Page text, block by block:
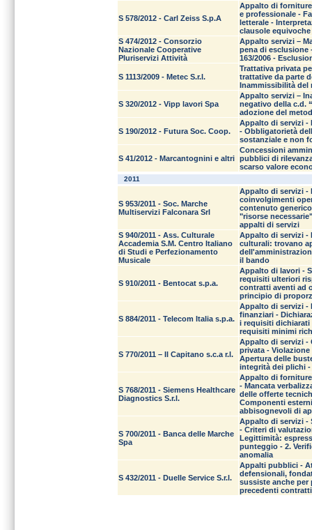
S 578/2012 - Carl Zeiss S.p.A
Appalto di
e professionale -
letterale -
clausole
S 474/2012 - Consorzio
Nazionale Cooperative
Pluriservizi Attività
Appalto servizi –
pena di esclusione
163/2006 -
S 1113/2009 - Metec S.r.l.
Trattativa privata
trattative da parte
Inammissibilità del
S 320/2012 - Vipp lavori Spa
Appalto servizi –
negativo della c.d.
adozione del
S 190/2012 - Futura Soc. Coop.
Appalto di servizi -
- Obbligatorietà
sostanziale e non
S 41/2012 - Marcantognini e altri
Concessioni
pubblici di
scarso valore
2011
S 953/2011 - Soc. Marche
Multiservizi Falconara Srl
Appalto di servizi -
coinvolgimenti
contenuto
"risorse
appalti di servizi
S 940/2011 - Ass. Culturale
Accademia S.M. Centro Italiano
di Studi e Perfezionamento
Musicale
Appalto di servizi -
culturali: trovano
il bando
S 910/2011 - Bentocat s.p.a.
Appalto di lavori -
requisiti ulteriori
contratti aventi ad
principio di
S 884/2011 - Telecom Italia s.p.a.
Appalto di servizi -
finanziari -
i requisiti dichiarati
requisiti minimi
S 770/2011 – Il Capitano s.c.a r.l.
Appalto di servizi -
privata -
Apertura delle
integrità dei plichi
S 768/2011 - Siemens Healthcare
Diagnostics S.r.l.
Appalto di
- Mancata
delle offerte
Componenti
abbisognevoli di
S 700/2011 - Banca delle Marche
Spa
Appalto di servizi -
- Criteri di
Legittimità:
punteggio - 2.
anomalia
S 432/2011 - Duelle Service S.r.l.
Appalti pubblici -
defensionali,
sussiste anche per
precedenti